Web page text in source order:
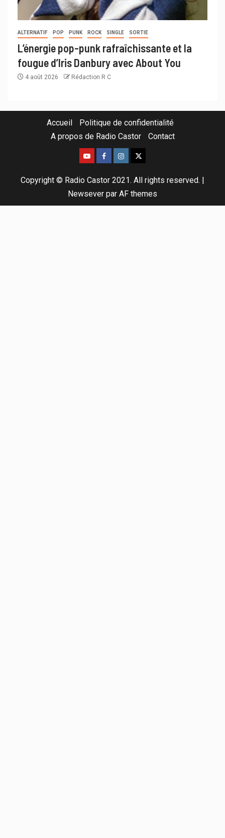
ALTERNATIF POP PUNK ROCK SINGLE SORTIE
L’énergie pop-punk rafraîchissante et la
fougue d’Iris Danbury avec About You
4 août 2026 Rédaction R C
Accueil
Politique de confidentialité
A propos de Radio Castor
Contact
Copyright © Radio Castor 2021. All rights reserved.
Newsever par AF themes